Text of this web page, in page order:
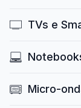
TVs e
Micro-